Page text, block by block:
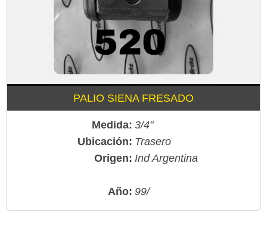
PALIO SIENA FRESADO
Medida: 3/4"
Ubicación: Trasero
Origen: Ind Argentina
Año: 99/